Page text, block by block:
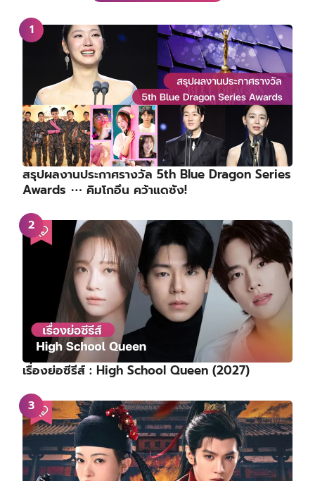
สรุปผลงานประกาศรางวัล 5th Blue Dragon Series
Awards ⋯ คิมโกอึน คว้าแดซัง!
เรื่องย่อซีรีส์ : High School Queen (2027)